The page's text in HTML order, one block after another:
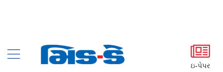
ઇ-પેપર